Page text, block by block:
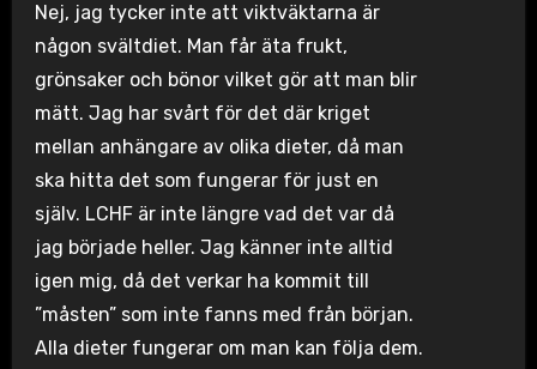
Nej, jag tycker inte att viktväktarna är
någon svältdiet. Man får äta frukt,
grönsaker och bönor vilket gör att man blir
mätt. Jag har svårt för det där kriget
mellan anhängare av olika dieter, då man
ska hitta det som fungerar för just en
själv. LCHF är inte längre vad det var då
jag började heller. Jag känner inte alltid
igen mig, då det verkar ha kommit till
”måsten” som inte fanns med från början.
Alla dieter fungerar om man kan följa dem.